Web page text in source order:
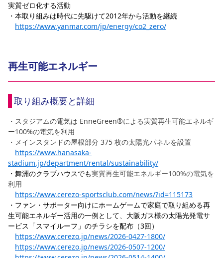
実質ゼロ化する活動
・本取り組みは時代に先駆けて2012年から活動を継続
https://www.yanmar.com/jp/energy/co2_zero/
再生可能エネルギー
取り組み概要と詳細
・スタジアムの電気は EnneGreen®による実質再生可能エネルギ
ー100%の電気を利用
・メインスタンドの屋根部分 375 枚の太陽光パネルを設置
https://www.hanasaka-
stadium.jp/department/rental/sustainability/
・舞洲のクラブハウスでも実質再生可能エネルギー100%の電気を
利用
https://www.cerezo-sportsclub.com/news/?id=115173
・ファン・サポーター向けにホームゲームで家庭で取り組める再
生可能エネルギー活用の一例として、大阪ガス様の太陽光発電サ
ービス「スマイルーフ」のチラシを配布（3回）
https://www.cerezo.jp/news/2026-0427-1800/
https://www.cerezo.jp/news/2026-0507-1200/